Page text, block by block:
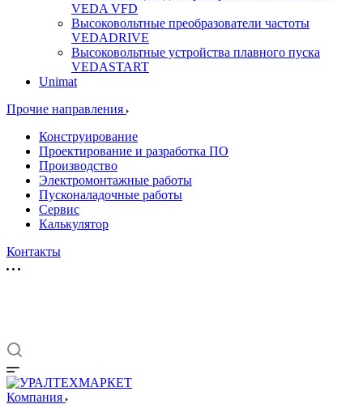
VEDA VFD
Высоковольтные преобразователи частоты
VEDADRIVE
Высоковольтные устройства плавного пуска
VEDASTART
Unimat
Прочие направления
Конструирование
Проектирование и разработка ПО
Производство
Электромонтажные работы
Пусконаладочные работы
Сервис
Калькулятор
Контакты
Компания